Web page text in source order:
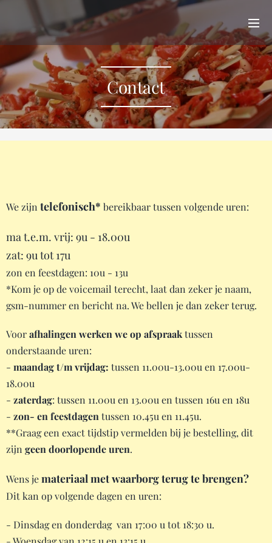
Contact
We zijn telefonisch* bereikbaar tussen volgende uren:
ma t.e.m. vrij: 9u - 18.00u
zat: 9u tot 17u
zon en feestdagen: 10u - 13u
*Kom je op de voicemail terecht, laat dan zeker je naam,
gsm-nummer en bericht na. We bellen je dan zeker terug.
Voorafhalingen werken weop afspraaktussen
onderstaande uren:
- maandag t/m vrijdag: tussen 11.00u-13.00u en 17.00u-
18.00u
- zaterdag: tussen 11.00u en 13.00u en tussen 16u en 18u
- zon- en feestdagen tussen 10.45u en 11.45u.
**Graag een exact tijdstip vermelden bij je bestelling, dit
zijn geen doorlopende uren.
Wens jemateriaal met waarborg terug te brengen?
Dit kan op volgende dagen en uren:
- Dinsdag en donderdag van 17:00 u tot 18:30 u.